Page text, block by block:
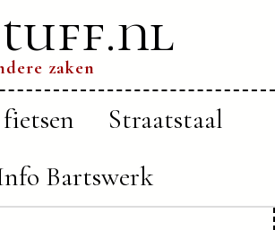
zaken
Straatstaal
Bartswerk